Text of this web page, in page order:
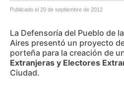
Publicado el 20 de septiembre de 2012
La Defensoría del Pueblo de
Aires presentó un proyecto
porteña para la creación de
Extranjeras y Electores
Ciudad.